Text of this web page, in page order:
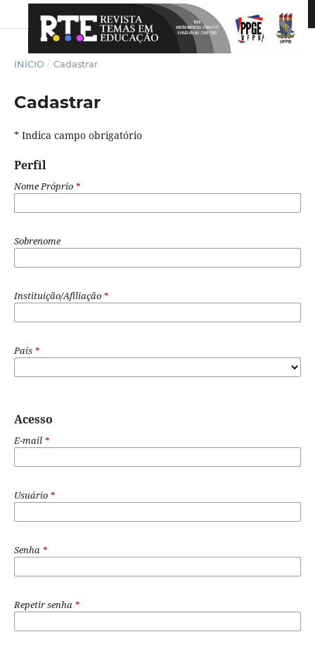
INÍCIO / Cadastrar
Cadastrar
* Indica campo obrigatório
Perfil
Nome Próprio *
Sobrenome
Instituição/Afiliação *
País *
Acesso
E-mail *
Usuário *
Senha *
Repetir senha *